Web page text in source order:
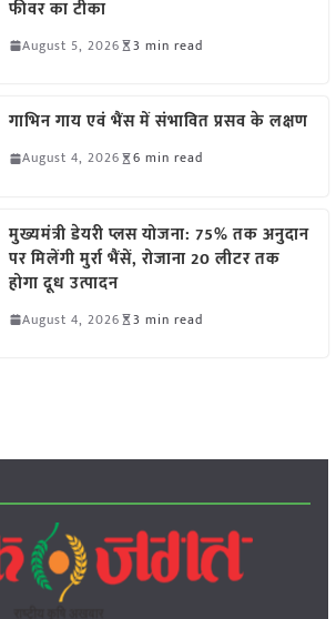
फीवर का टीका
August 5, 2026 3 min read
गाभिन गाय एवं भैंस में संभावित प्रसव के लक्षण
August 4, 2026 6 min read
मुख्यमंत्री डेयरी प्लस योजना: 75% तक अनुदान
पर मिलेंगी मुर्रा भैंसें, रोजाना 20 लीटर तक
होगा दूध उत्पादन
August 4, 2026 3 min read